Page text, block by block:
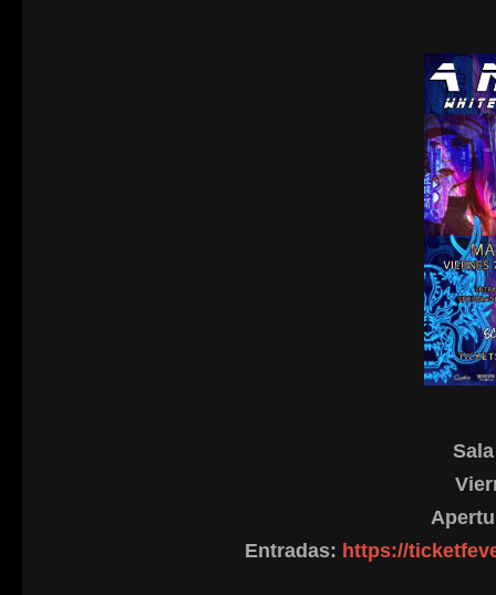
Entradas: https://